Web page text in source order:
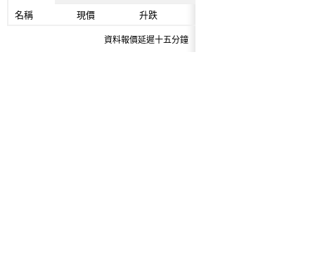
名稱 現價 升跌
資料報價延遲十五分鐘